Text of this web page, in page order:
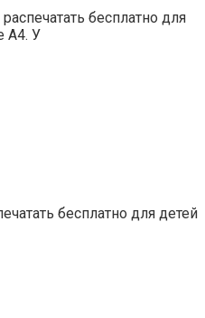
бесплатно для
А4. У
бесплатно для детей